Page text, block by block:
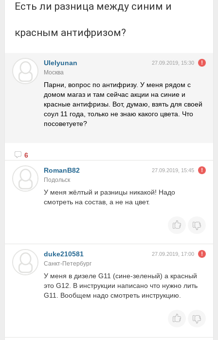
есть ли разница между синим и
красным антифризом?
Ulelyunan 27.09.2019, 15:30
Москва
Парни, вопрос по антифризу. У меня рядом с
домом магаз и там сейчас акции на синие и
красные антифризы. Вот, думаю, взять для своей
соул 11 года, только не знаю какого цвета. Что
посоветуете?
6
RomanB82
27.09.2019, 15:45
Подольск
У меня жёлтый и разницы никакой! Надо
смотреть на состав, а не на цвет.
duke210581 27.09.2019, 17:00
Санкт-Петербург
У меня в дизеле G11 (сине-зеленый) а красный
это G12. В инструкции написано что нужно лить
G11. Вообщем надо смотреть инструкцию.